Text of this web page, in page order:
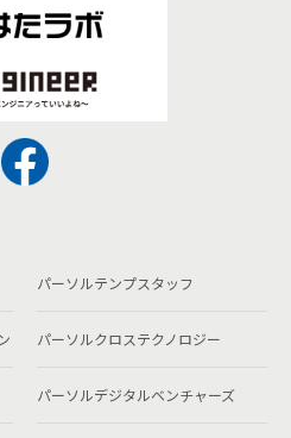
パーソルテンプスタッフ
パーソルクロステクノロジー
パーソルデジタルベンチャーズ